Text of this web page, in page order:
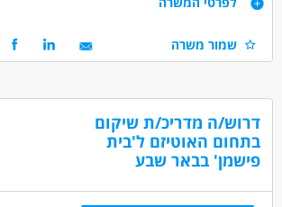
העבודה בגישה מכוונת טראומה וניתנת הכשרה
למתאימים.ות:
אפשרויות פיתוח וקידום,
המלצה לתואר שני ועוד!
נכונות לעבודה במשמרות, כולל לילות וסופי שבוע
מדעי החברה - סטודנטים
מדעי החברה - עבודה סוציאלית ורווחה
שמור משרה
דרוש/ה מדריכ/ת שיקום
בתחום האוטיזם ל'בית
פישמן' בבאר שבע